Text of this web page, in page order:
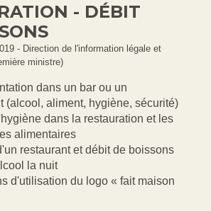
- DÉBIT
- Direction de l'information légale et
ministre)
dans un bar ou un
(alcool, aliment, hygiène, sécurité)
dans la restauration et les
alimentaires
restaurant et débit de boissons
la nuit
d'utilisation du logo « fait maison